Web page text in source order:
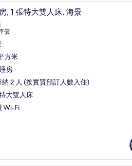
摺床/加床 (收費) 手提電腦工作空間
, 1 張特大雙人床, 海景
滿分 10 分
價
方米
房
納 2 人 (按實質預訂人數入住)
大雙人床
Wi-Fi